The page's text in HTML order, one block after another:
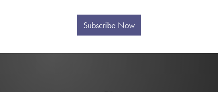
Subscribe Now